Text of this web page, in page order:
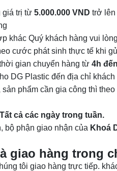
giá trị từ 5.000.000 VND trở lên
khác Quý khách hàng vui
cước phát sinh thực tế khi
gian chuyển hàng từ 4h
DG Plastic đến địa chỉ khách
phẩm cần gia công thì
Tất cả các ngày trong tuần.
bộ phận giao nhận của Khoá
giao hàng trong
tôi giao hàng trực tiếp.